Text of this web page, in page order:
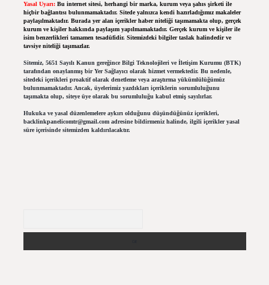
Yasal Uyarı: Bu internet sitesi, herhangi bir marka, kurum veya şahıs şirketi ile
hiçbir bağlantısı bulunmamaktadır. Sitede yalnızca kendi hazırladığımız makaleler
paylaşılmaktadır. Burada yer alan içerikler haber niteliği taşımamakta olup, gerçek
kurum ve kişiler hakkında paylaşım yapılmamaktadır. Gerçek kurum ve kişiler ile
isim benzerlikleri tamamen tesadüfidir. Sitemizdeki bilgiler taslak halindedir ve
tavsiye niteliği taşımazlar.
Sitemiz, 5651 Sayılı Kanun gereğince Bilgi Teknolojileri ve İletişim Kurumu (BTK)
tarafından onaylanmış bir Yer Sağlayıcı olarak hizmet vermektedir. Bu nedenle,
sitedeki içerikleri proaktif olarak denetleme veya araştırma yükümlülüğümüz
bulunmamaktadır. Ancak, üyelerimiz yazdıkları içeriklerin sorumluluğunu
taşımakta olup, siteye üye olarak bu sorumluluğu kabul etmiş sayılırlar.
Hukuka ve yasal düzenlemelere aykırı olduğunu düşündüğünüz içerikleri,
backlinkpanelicomtr@gmail.comadresine bildirmeniz halinde, ilgili içerikler yasal
süre içerisinde sitemizden kaldırılacaktır.